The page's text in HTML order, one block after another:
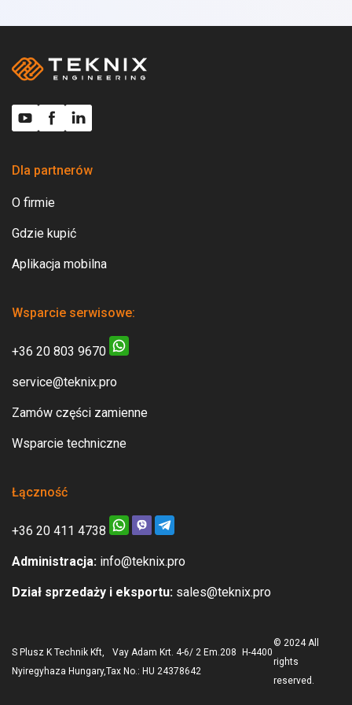
Dla partnerów
O firmie
Gdzie kupić
Aplikacja mobilna
Wsparcie serwisowe:
+36 20 803 9670
service@teknix.pro
Zamów części zamienne
Wsparcie techniczne
Łączność
+36 20 411 4738
Administracja: info@teknix.pro
Dział sprzedaży i eksportu: sales@teknix.pro
S Plusz K Technik Kft, Vay Adam Krt. 4-6/ 2 Em.208 H-4400
Nyiregyhaza Hungary,Tax No.: HU 24378642
© 2024 All
rights
reserved.